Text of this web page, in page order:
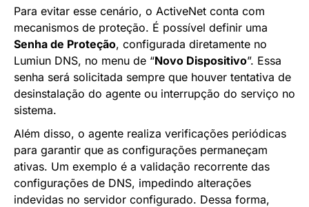
Para evitar esse cenário, o ActiveNet conta com
mecanismos de proteção. É possível definir uma
Senha de Proteção, configurada diretamente no
Lumiun DNS, no menu de “Novo Dispositivo”. Essa
senha será solicitada sempre que houver tentativa de
desinstalação do agente ou interrupção do serviço no
sistema.
Além disso, o agente realiza verificações periódicas
para garantir que as configurações permaneçam
ativas. Um exemplo é a validação recorrente das
configurações de DNS, impedindo alterações
indevidas no servidor configurado. Dessa forma,